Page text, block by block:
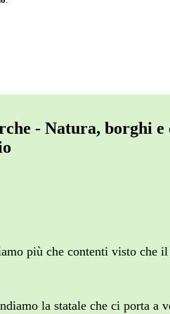
- Natura, borghi
più che contenti visto che
la statale che ci porta